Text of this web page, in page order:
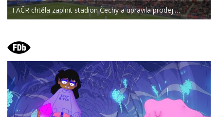
FAČR chtěla zaplnit stadion Čechy a upravila prodej.…